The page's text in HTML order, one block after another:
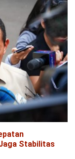
Stabilitas